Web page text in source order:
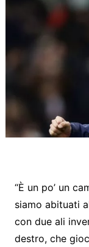
“È un po’ un
siamo abituati
con due ali
destro, che